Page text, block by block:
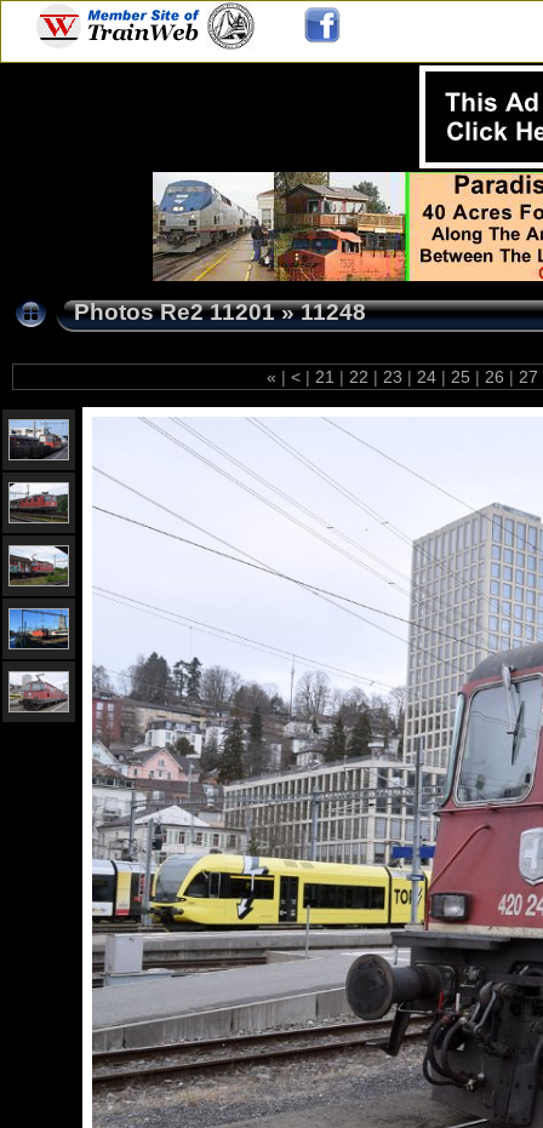
Photos Re2 11201»11248
« | < | 21 | 22 | 23 | 24 | 25 | 26 | 27